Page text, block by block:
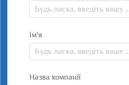
Ім'я
Назва компанії